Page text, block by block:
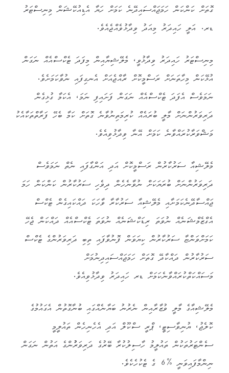
ގޮތަށް ކަންކަން ހަމަޖައްސައިދޭނެ ކަމަށް ހަޔާ އެޑިއުކޭޝަން މިނިސްޓަރު
ޑރ. އަލީ ހައިދަރު މިއަދު ވިދާޅުވެއްޖެއެވެ.
މިނިސްޓަރު ހައިދަރު ވިދާޅުވީ، މެލޭޝިޔާއިން މިފަދަ ޓެކްސްއެއް ނަގަން
އުޅޭކަން މިހާތަނަށް ރަސްމީކޮށް ރާއްޖެއަށް އެނގިފައި ނުވާކަމަށެވެ.
ނަމަވެސް އެފަދަ ޓެކްސްއެއް ނަގަން ފަށައިފި ނަމަ، އެކަމާ ގުޅިގެން
ދަރިވަރުންނަށް މާލީ ބުރައެއް ކުރިމަތިނުވާނެ ގޮތަށް ކަމާ ބެހޭ ފަރާތްތަކާއެކު
މަޝްވަރާކުރައްވާނެ ކަމަށް އޭނާ ވިދާޅުވިއެވެ.
މެލޭޝިއާ ސަރުކާރުން ރަސްމީކޮށް އަދި އަންގާފައި ނެތް ނަމަވެސް
ދަރިވަރުންނަށް ބުރަޔަކަށް ނުވާނެހެން ދިވެހި ސަރުކާރުން ކަންކަން ހަމަ
ޖައްސާދޭނެކަމަށާއި މެލޭޝިއާ ސަރުކާރާ ވާހަކަ ދައްކައިގެން ޓެކްސް
އެގްޒެމްޝަނެއް ނުވަތަ ރިޑަކްޝަނެއް ނުވަތަ ޓެކްސްއެއް ދައްކަން ޖެހޭ
ކަމަށްވަންޏާ ސަރުކާރުން ކިޔަވަން ފޮނުވާފައި ތިބި ދަރިވަރުންގެ ޓެކްސް
ސަރުކާރުން ދައްކާދޭ ގޮތަށް ހަމަޖައްސައިދިނުމަށް
މަސައްކަތްކުރައްވާނެކަމަށް ޑރ ހައިދަރު ވިދާޅުވިއެވެ.
މެލޭޝިއާގެ މާލީ ވުޒާރާއިން ނެރުނު ބަޔާނެއްގައި ބުނާގޮތުން އެގައުމުގެ
ކޮލެޖު، ޔުނިވާސިޓީ، ޕްރީ ސްކޫލް އަދި އެހެނިހެން ތައުލީމީ
ސެންޓަރުތަކުން ތައުލީމު ހާސިލުކުރާ ބޭރުގެ ދަރިވަރުުންގެ އަތުން ނަގަން
ނިންމާފައިވަނީ %6 ގެ ޓެކުހެކެވެ.